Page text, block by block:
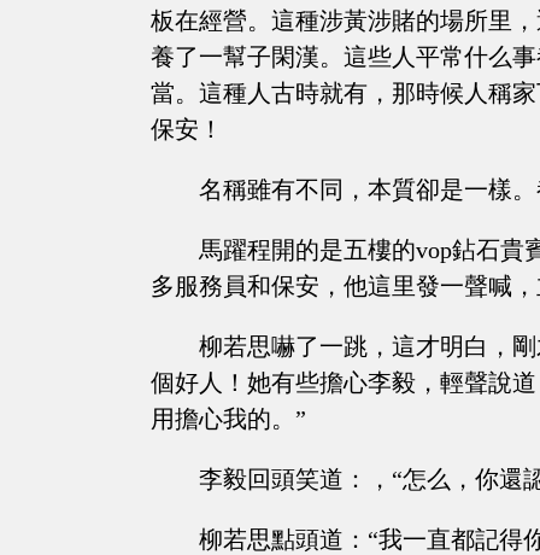
板在經營。這種涉黃涉賭的場所里
養了一幫子閑漢。這些人平常什么
當。這種人古時就有，那時候人稱
保安！
名稱雖有不同，本質卻是一樣
馬躍程開的是五樓的vop鉆石貴
多服務員和保安，他這里發一聲喊
柳若思嚇了一跳，這才明白，
個好人！她有些擔心李毅，輕聲說
用擔心我的。”
李毅回頭笑道：，“怎么，你還
柳若思點頭道：“我一直都記